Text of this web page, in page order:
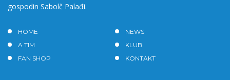
gospodin Sabolč Palađi.
HOME
NEWS
A TIM
KLUB
FAN SHOP
KONTAKT